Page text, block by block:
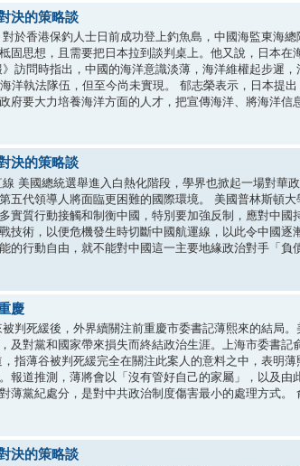
決的策略談
於香港保釣人士日前成功登上釣魚島，中國海監東海
固思想，且需要把日本拉到談判桌上。他又說，日本
訪問時指出，中國的海洋意識淡薄，海洋維權起步遲
洋執法隊伍，但至今尚未實現。 郁志榮表示，日本提
府要大力培養海洋方面的人才，把宣傳海洋、將海洋信
決的策略談
美國總統選舉進入白熱化階段，學界也掀起一場對華
五代領導人將面臨更困難的國際環境。 美國普林斯頓
實質行動接觸和制衡中國，特別要加強反制，應對中
技術，以便危機發生時切斷中國航運線，以此令中國
的行動自由，就不能對中國這一主要地緣政治對手「負
慶
判死緩後，外界續關注前重慶市委書記薄熙來的結局
及對黨和國家帶來損失而終結政治生涯。上海市委書
指薄谷被判死緩完全在關注此案人的意料之中，表明
報道推測，薄將會以「沒有管好自己的家屬」，以及
薄黨紀處分，是對中共政治制度傷害最小的處理方式
決的策略談